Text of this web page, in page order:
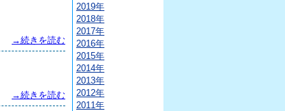
→続きを読む
→続きを読む
2019年
2018年
2017年
2016年
2015年
2014年
2013年
2012年
2011年